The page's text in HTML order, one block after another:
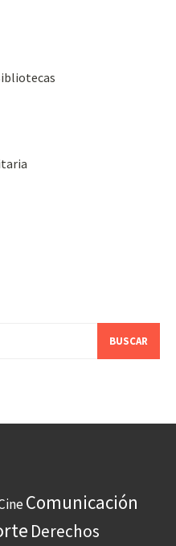
Comunicación
Derechos